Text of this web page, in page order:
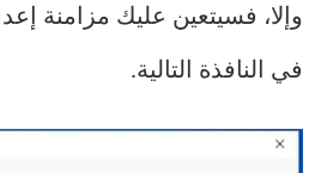
وإلا، فسيتعين عليك مزامنة
في النافذة التالية.